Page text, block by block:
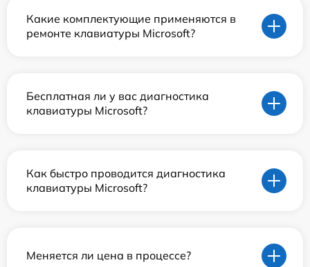
Какие комплектующие применяются в
ремонте клавиатуры Microsoft?
Бесплатная ли у вас диагностика
клавиатуры Microsoft?
Как быстро проводится диагностика
клавиатуры Microsoft?
Меняется ли цена в процессе?